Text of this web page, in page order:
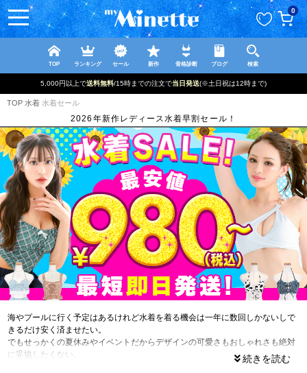
0
TOP ランキング セール 新作 骨格診断 ブログ 検索
5,000円以上で送料無料/15時までの注文で当日発送(※土日祝は12時まで)
TOP 水着 水着セール
2026年新作レディース水着早割セール！
海やプールに行く予定はあるけれど水着を着る機会は一年に数回しかないしで
きるだけ安く済ませたい。
でもせっかくの夏休みやイベントだからデザインの可愛さもおしゃれさも絶対
に妥協したくない。
からビッグニュー
ペー
ジト
ップ